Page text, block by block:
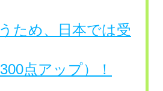
ため、日本では受
点アップ）！